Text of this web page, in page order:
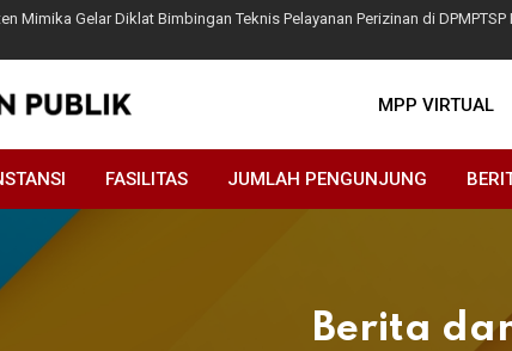
Mimika Gelar Diklat Bimbingan Teknis Pelayanan Perizinan di DPMPTSP
Hadirkan Layanan Drive Thru Perizinan di SPP Menur
Perizinan Rumah Kost / Kos-Kosan Pada Pemerintah Kota Surabaya
MPP VIRTUAL
FASILITAS JUMLAH PENGUNJUNG
Berita